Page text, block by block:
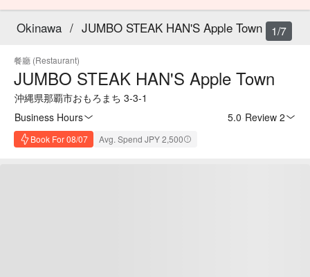
Okinawa / JUMBO STEAK HAN'S Apple Town
餐廳 (Restaurant)
JUMBO STEAK HAN'S Apple Town
沖縄県那覇市おもろまち 3-3-1
Business Hours
5.0 Review 2
Book For 08/07 Avg. Spend JPY 2,500
1/7